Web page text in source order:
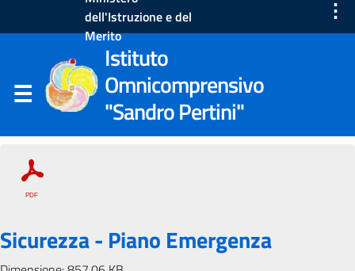
dell'Istruzione e del
Merito
⋮
Istituto
Omnicomprensivo
"Sandro Pertini"
Sicurezza - Piano Emergenza